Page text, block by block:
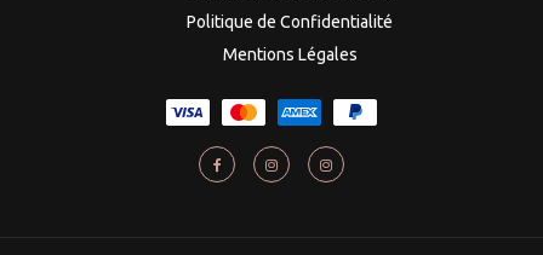
Politique de Confidentialité
Mentions Légales